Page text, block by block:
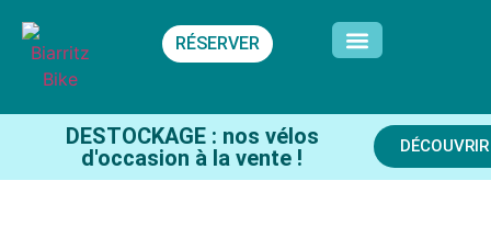
RÉSERVER
DESTOCKAGE : nos vélos
d'occasion à la vente !
DÉCOUVRIR